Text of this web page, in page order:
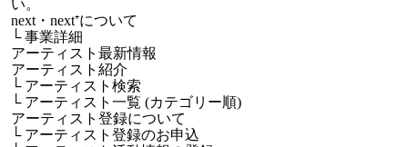
い。
next・next⁺について
└事業詳細
アーティスト最新情報
アーティスト紹介
└ アーティスト検索
└ アーティスト一覧 (カテゴリー順)
アーティスト登録について
└ アーティスト登録のお申込